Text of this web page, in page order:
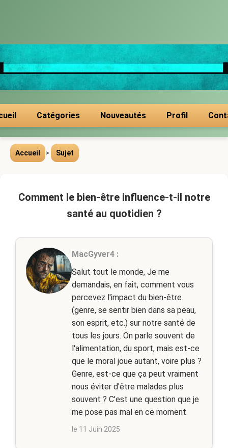
Catégories Nouveautés Profil
Accueil > Sujet
Comment le bien-être influence-t-il notre
santé au quotidien ?
MacGyver4 :
Salut tout le monde, Je me
demandais, en fait, comment vous
percevez l'impact du bien-être
(genre, se sentir bien dans sa peau,
son esprit, etc.) sur notre santé de
tous les jours. On parle souvent de
l'alimentation, du sport, mais est-ce
que le moral joue autant, voire plus ?
Genre, est-ce que ça peut vraiment
nous éviter d'être malades plus
souvent ? C'est une question que je
me pose pas mal en ce moment.
le 11 Juin 2025